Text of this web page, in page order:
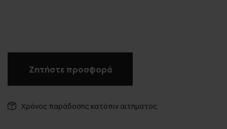
Ζητήστε προσφορά
Χρόνος παράδοσης κατόπιν αιτήματος